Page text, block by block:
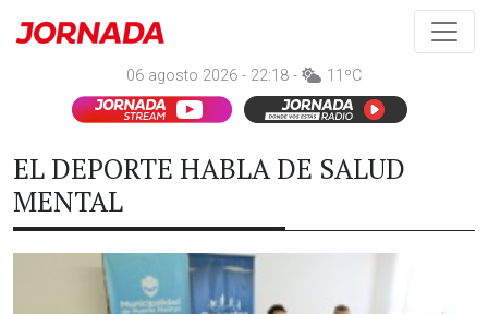
06 agosto 2026 - 22:18 - 11ºC
EL DEPORTE HABLA DE SALUD
MENTAL